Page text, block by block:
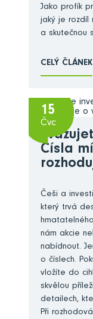
Jako profík
jaký je rozdíl
a skutečnou
CELÝ ČLÁNEK
15
Čvc
Čísla
Češi a
který trvá
nám akcie
nabídnout.
o číslech.
vložíte do
skvělou
detailech,
Při